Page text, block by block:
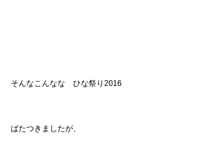
そんなこんなな ひな祭り2016
ばたつきましたが、